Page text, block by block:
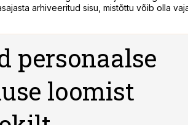
arhiveeritud sisu, mistõttu võib olla
personaalse
loomist